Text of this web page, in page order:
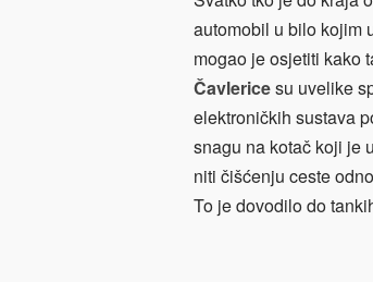
automobil u bilo kojim
mogao je osjetiti kako
Čavlericesu uvelike
elektroničkih sustava
snagu na kotač koji je
niti čišćenju ceste
To je dovodilo do